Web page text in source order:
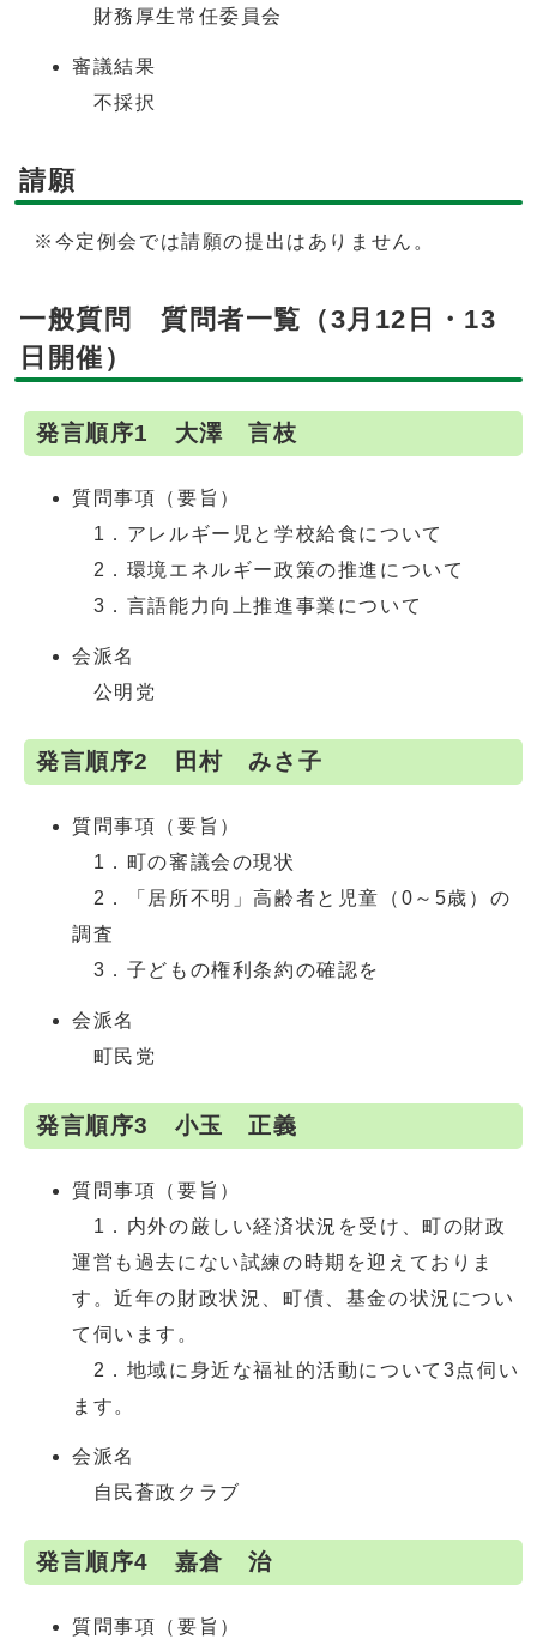
財務厚生常任委員会
審議結果
不採択
請願
※今定例会では請願の提出はありません。
一般質問 質問者一覧（3月12日・13
日開催）
発言順序1 大澤 言枝
質問事項（要旨）
1．アレルギー児と学校給食について
2．環境エネルギー政策の推進について
3．言語能力向上推進事業について
会派名
公明党
発言順序2 田村 みさ子
質問事項（要旨）
1．町の審議会の現状
2．「居所不明」高齢者と児童（0～5歳）の
調査
3．子どもの権利条約の確認を
会派名
町民党
発言順序3 小玉 正義
質問事項（要旨）
1．内外の厳しい経済状況を受け、町の財政
運営も過去にない試練の時期を迎えておりま
す。近年の財政状況、町債、基金の状況につい
て伺います。
2．地域に身近な福祉的活動について3点伺い
ます。
会派名
自民蒼政クラブ
発言順序4 嘉倉 治
質問事項（要旨）